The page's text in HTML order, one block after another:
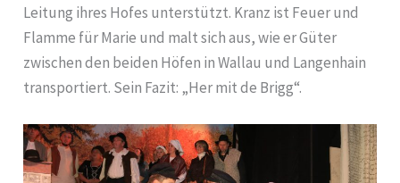
Leitung ihres Hofes unterstützt. Kranz ist Feuer und
Flamme für Marie und malt sich aus, wie er Güter
zwischen den beiden Höfen in Wallau und Langenhain
transportiert. Sein Fazit: „Her mit de Brigg“.